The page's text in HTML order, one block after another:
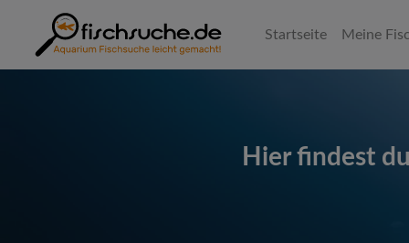
Startseite Meine
Hier findest